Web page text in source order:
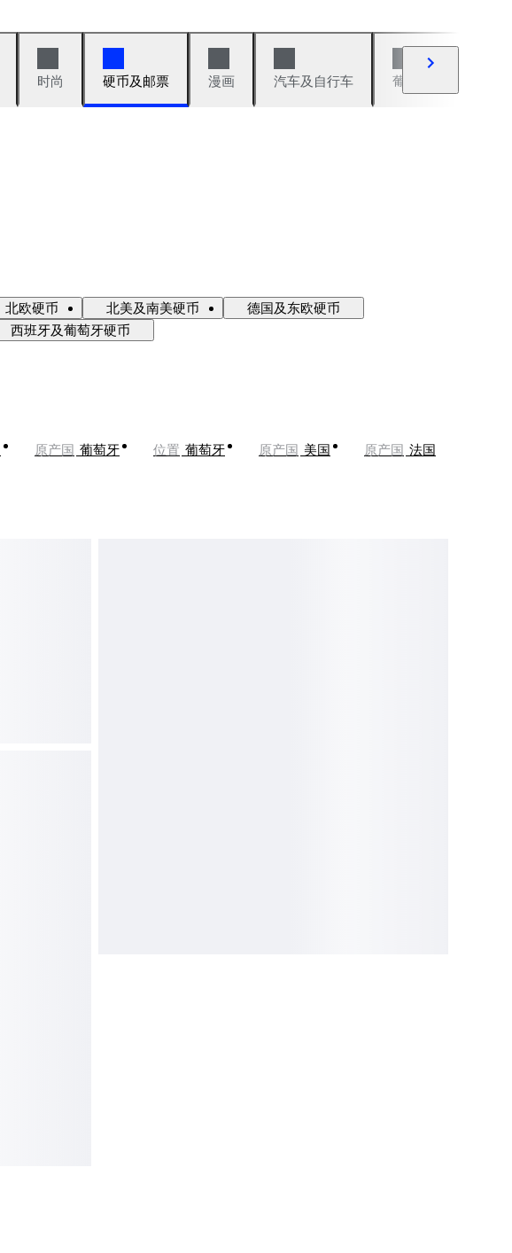
时尚 硬币及邮票 漫画 汽车及自行车 葡萄酒及烈性酒
北欧硬币 北美及南美硬币
德国及东欧硬币
西班牙及葡萄牙硬币
原产国 葡萄牙 位置 葡萄牙 原产国 美国 原产国 法国